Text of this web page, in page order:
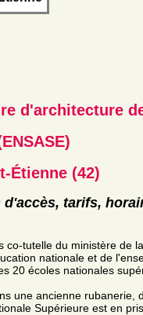
d'architecture
Étienne (42)
tarifs,
co-tutelle du ministère de
nationale et de
20 écoles nationales
une ancienne rubanerie,
Supérieure est en